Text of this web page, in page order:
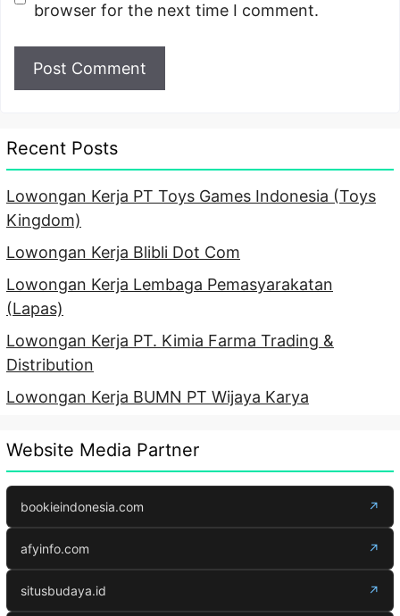
browser for the next time I comment.
Recent Posts
Lowongan Kerja PT Toys Games Indonesia (Toys
Kingdom)
Lowongan Kerja Blibli Dot Com
Lowongan Kerja Lembaga Pemasyarakatan
(Lapas)
Lowongan Kerja PT. Kimia Farma Trading &
Distribution
Lowongan Kerja BUMN PT Wijaya Karya
Website Media Partner
bookieindonesia.com ↗
afyinfo.com ↗
situsbudaya.id ↗